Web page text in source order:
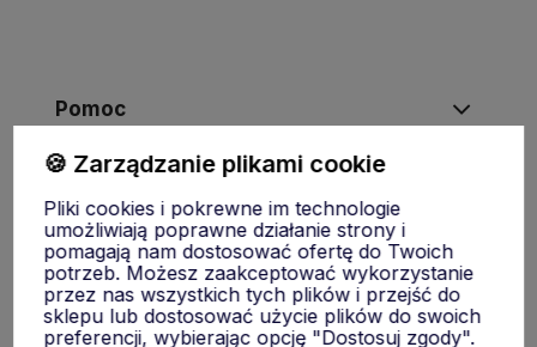
Pomoc
Płatności i dostawa
🍪 Zarządzanie plikami cookie
Pliki cookies i pokrewne im technologie
umożliwiają poprawne działanie strony i
pomagają nam dostosować ofertę do Twoich
potrzeb. Możesz zaakceptować wykorzystanie
przez nas wszystkich tych plików i przejść do
sklepu lub dostosować użycie plików do swoich
preferencji, wybierając opcję "Dostosuj zgody".